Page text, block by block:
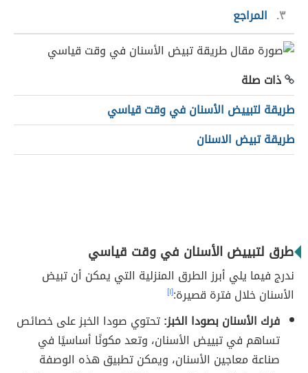
٣
المراجع
ذات صلة
طريقة لتبييض الأسنان في وقت قياسي
طريقة تبيض الاسنان
طرق لتبييض الأسنان في وقت قياسي
ندرج فيما يلي أبرز الطرق المنزلية التي يمكن أن تبيض
الأسنان خلال فترة قصيرة:[١]
فرك الأسنان بصودا الخبز:تحتوي صودا الخبز على خصائص
تساهم في تبييض الأسنان، وتعد مكونًا أساسيًا في
صناعة معاجين الأسنان، ويمكن تطبيق هذه الوصفة